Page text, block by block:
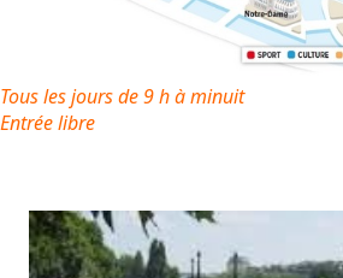
Tous les jours de 9 h à minuit
Entrée libre